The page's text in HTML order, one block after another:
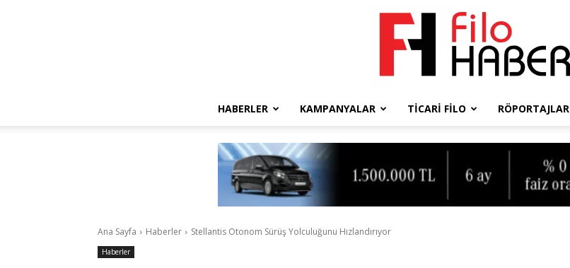
HABERLER KAMPANYALAR TICARI FILO RÖPORTAJLAR
Ana Sayfa Haberler Stellantis Otonom Sürüş Yolculuğunu Hızlandırıyor
Haberler